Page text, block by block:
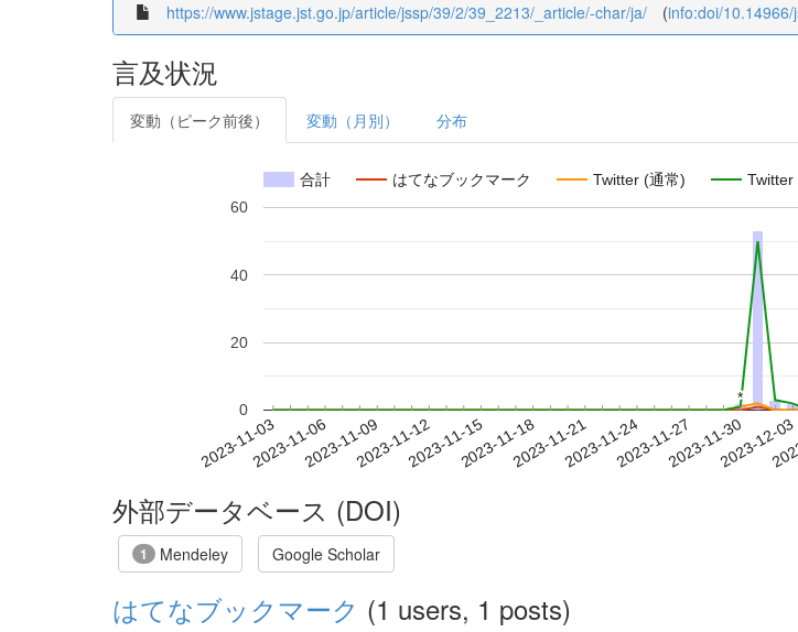
https://www.jstage.jst.go.jp/article/jssp/39/2/39_2213/_article/-char/ja/ (info:doi/10.14966/
言及状況
変動（ピーク前後） 変動（月別） 分布
合計 はてなブックマーク Twitter (通常) Twitter
2023-11-032023-11-062023-11-092023-11-122023-11-152023-11-182023-11-212023-11-242023-11-272023-11-302023-12-03
0
20
40
60
*
*
外部データベース (DOI)
1 Mendeley Google Scholar
はてなブックマーク (1 users, 1 posts)